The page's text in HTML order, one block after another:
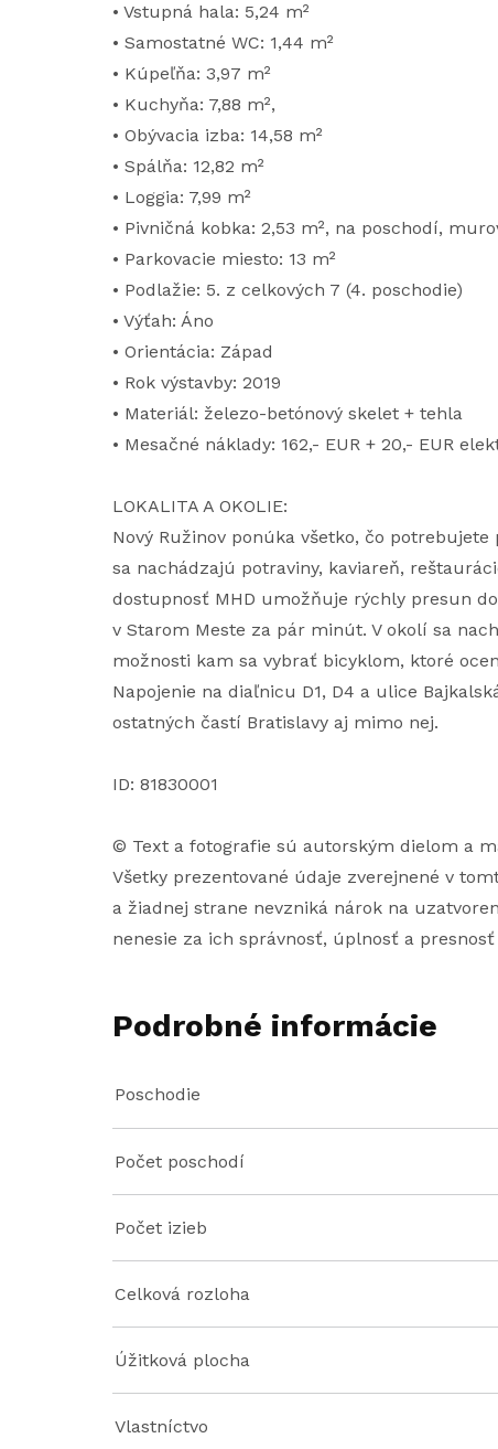
• Vstupná hala: 5,24 m²
• Samostatné WC: 1,44 m²
• Kúpeľňa: 3,97 m²
• Kuchyňa: 7,88 m²,
• Obývacia izba: 14,58 m²
• Spálňa: 12,82 m²
• Loggia: 7,99 m²
• Pivničná kobka: 2,53 m², na poschodí,
• Parkovacie miesto: 13 m²
• Podlažie: 5. z celkových 7 (4. poschodie)
• Výťah: Áno
• Orientácia: Západ
• Rok výstavby: 2019
• Materiál: železo-betónový skelet + tehla
• Mesačné náklady: 162,- EUR + 20,- EUR
LOKALITA A OKOLIE:
Nový Ružinov ponúka všetko, čo
sa nachádzajú potraviny, kaviareň,
dostupnosť MHD umožňuje rýchly presun
v Starom Meste za pár minút. V okolí sa
možnosti kam sa vybrať bicyklom, ktoré
Napojenie na diaľnicu D1, D4 a ulice
ostatných častí Bratislavy aj mimo nej.
ID: 81830001
© Text a fotografie sú autorským dielom a
Všetky prezentované údaje zverejnené v
a žiadnej strane nevzniká nárok na
nenesie za ich správnosť, úplnosť a
Podrobné informácie
Poschodie
Počet poschodí
Počet izieb
Celková rozloha
Úžitková plocha
Vlastníctvo